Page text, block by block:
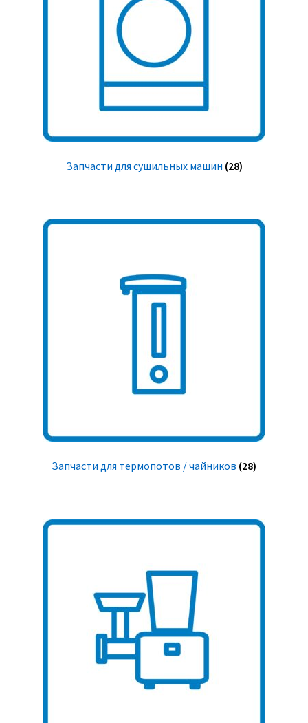
Запчасти для сушильных машин (28)
Запчасти для термопотов / чайников (28)